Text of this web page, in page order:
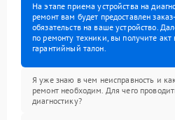
На этапе приема устройства на
ремонт вам будет предоставлен
обязательств на ваше устройство.
по ремонту техники, вы получите
гарантийный талон.
Я уже знаю в чем неисправность и
ремонт необходим. Для чего
диагностику?